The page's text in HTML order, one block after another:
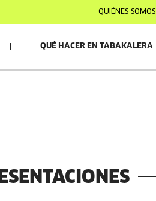
QUIÉNES SOMOS
QUÉ HACER EN TABAKALERA